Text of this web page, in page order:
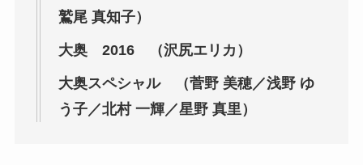
鷲尾 真知子）
大奥 2016 （沢尻エリカ）
大奥スペシャル （菅野 美穂／浅野 ゆ
う子／北村 一輝／星野 真里）